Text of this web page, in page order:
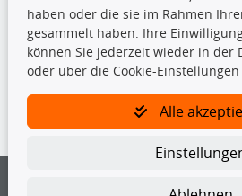
Die hier angezeigten Daten insbesondere die
Es ist zu unterlassen, die Daten oder die
vorherige Zustimmung von TecDoc zu
haben oder die sie im Rahmen
gesammelt haben. Ihre
können Sie jederzeit wieder in der
oder über die Cookie-
Alle